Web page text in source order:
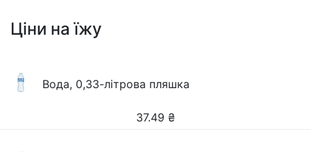
Ціни на їжу
Вода, 0,33-літрова пляшка
37.49 ₴